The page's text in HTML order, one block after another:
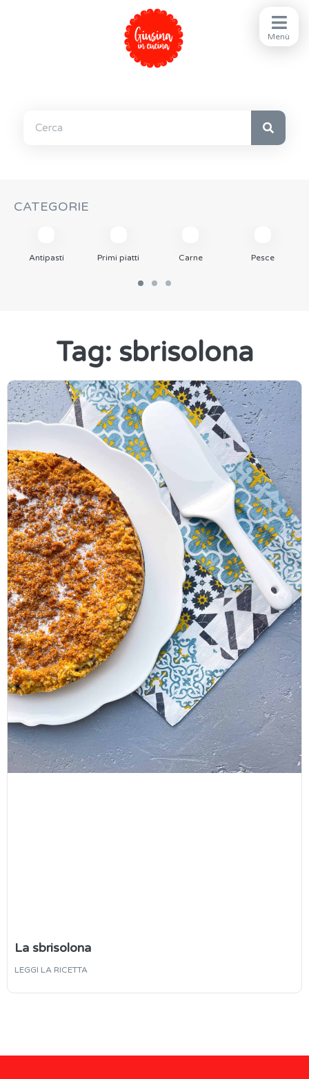
CATEGORIE
Antipasti Primi piatti Carne Pesce
Tag: sbrisolona
La sbrisolona
LEGGI LA RICETTA